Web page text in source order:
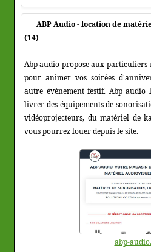
ABP Audio - location de
(14)
Abp audio propose aux
pour animer vos soirées
autre évènement festif. Abp audio
livrer des équipements de
vidéoprojecteurs, du matériel de
vous pourrez louer depuis le site.
abp-